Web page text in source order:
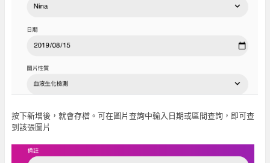
按下新增後，就會存檔。可在圖片查詢中輸入日期或區間查詢，即可查
到該張圖片